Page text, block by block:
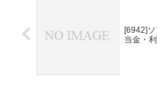
[6942]
当金・